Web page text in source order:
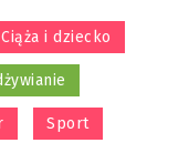
Ciąża i dziecko
Sport